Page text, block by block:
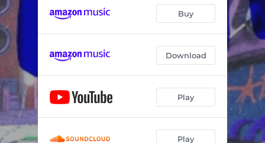
Buy
Download
Play
Play